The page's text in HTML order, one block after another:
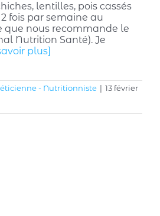
lentilles, pois cassés
fois par semaine au
que nous recommande le
Nutrition Santé). Je
plus]
- Nutritionniste | 13 février